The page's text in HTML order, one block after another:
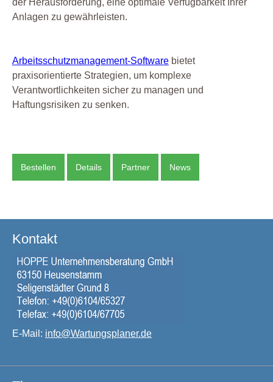
der Herausforderung, eine optimale Verfügbarkeit Ihrer
Anlagen zu gewährleisten.
Arbeitsschutzmanagement-Software bietet
praxisorientierte Strategien, um komplexe
Verantwortlichkeiten sicher zu managen und
Haftungsrisiken zu senken.
Bestellen Details Partner News
Kontakt
E-Mail: info@Wartungsplaner.de